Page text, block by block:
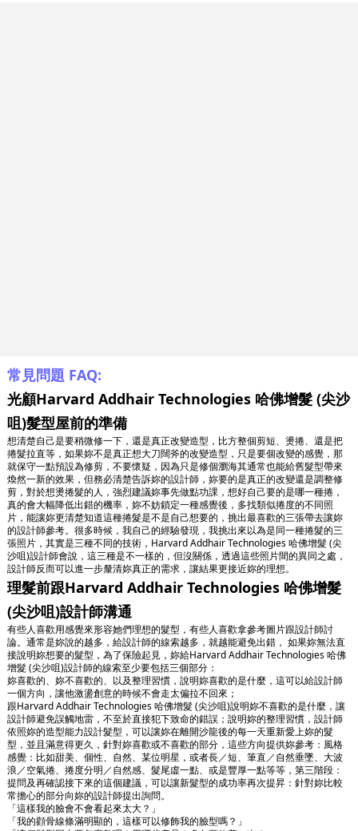
常見問題 FAQ:
光顧Harvard Addhair Technologies 哈佛增髮 (尖沙
咀)髮型屋前的準備
想清楚自己是要稍微修一下，還是真正改變造型，比方整個剪短、燙捲、還是把
捲髮拉直等，如果妳不是真正想大刀闊斧的改變造型，只是要個改變的感覺，那
就保守一點預設為修剪，不要懷疑，因為只是修個瀏海其通常也能給舊髮型帶來
煥然一新的效果，但務必清楚告訴妳的設計師，妳要的是真正的改變還是調整修
剪，對於想燙捲髮的人，強烈建議妳事先做點功課，想好自己要的是哪一種捲，
真的會大幅降低出錯的機率，妳不妨鎖定一種感覺後，多找類似捲度的不同照
片，能讓妳更清楚知道這種捲髮是不是自己想要的，挑出最喜歡的三張帶去讓妳
的設計師參考。很多時候，我自己的經驗發現，我挑出來以為是同一種捲髮的三
張照片，其實是三種不同的技術，Harvard Addhair Technologies 哈佛增髮 (尖
沙咀)設計師會說，這三種是不一樣的，但沒關係，透過這些照片間的異同之處，
設計師反而可以進一步釐清妳真正的需求，讓結果更接近妳的理想。
理髮前跟Harvard Addhair Technologies 哈佛增髮
(尖沙咀)設計師溝通
有些人喜歡用感覺來形容她們理想的髮型，有些人喜歡拿參考圖片跟設計師討
論。通常是妳說的越多，給設計師的線索越多，就越能避免出錯， 如果妳無法直
接說明妳想要的髮型，為了保險起見，妳給Harvard Addhair Technologies 哈佛
增髮 (尖沙咀)設計師的線索至少要包括三個部分：
妳喜歡的、妳不喜歡的、以及整理習慣，說明妳喜歡的是什麼，這可以給設計師
一個方向，讓他激盪創意的時候不會走太偏拉不回來；
跟Harvard Addhair Technologies 哈佛增髮 (尖沙咀)說明妳不喜歡的是什麼，讓
設計師避免誤觸地雷，不至於直接犯下致命的錯誤；說明妳的整理習慣，設計師
依照妳的造型能力設計髮型，可以讓妳在離開沙龍後的每一天重新愛上妳的髮
型，並且滿意得更久，針對妳喜歡或不喜歡的部分，這些方向提供妳參考：風格
感覺：比如甜美、個性、自然、某位明星，或者長／短、筆直／自然垂墜、大波
浪／空氣捲、捲度分明／自然感、髮尾虛一點、或是豐厚一點等等，第三階段：
提問及再確認接下來的這個建議，可以讓新髮型的成功率再次提昇：針對妳比較
常擔心的部分向妳的設計師提出詢問。
「這樣我的臉會不會看起來太大？」
「我的顴骨線條滿明顯的，這樣可以修飾我的臉型嗎？」